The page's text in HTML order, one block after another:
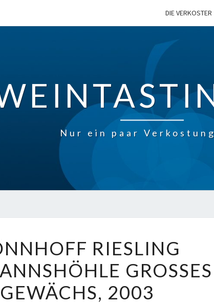
DIE VERKOSTER
Nur ein paar
RIESLING
HERMANNSHÖHLE
GROSSES G
EWÄCHS, 2
RIESLING
GROSSES G
EWÄCHS, 2003